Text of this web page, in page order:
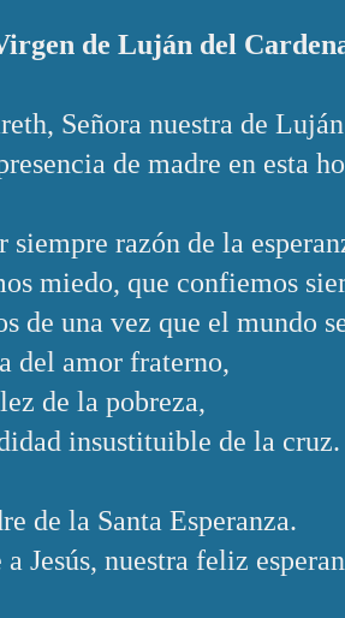
de Luján del
Señora nuestra de
de madre en esta
siempre razón de la
miedo, que confiemos
de una vez que el mundo
del amor fraterno,
de la pobreza,
insustituible de la cruz.
de la Santa Esperanza.
Jesús, nuestra feliz